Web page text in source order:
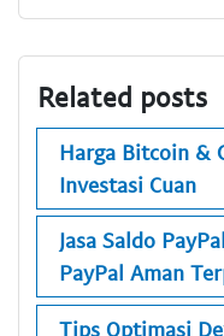
Related posts
Harga Bitcoin &
Investasi Cuan
Jasa Saldo
PayPal Aman
Tips Optimasi